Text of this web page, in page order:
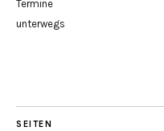
Termine
unterwegs
SEITEN